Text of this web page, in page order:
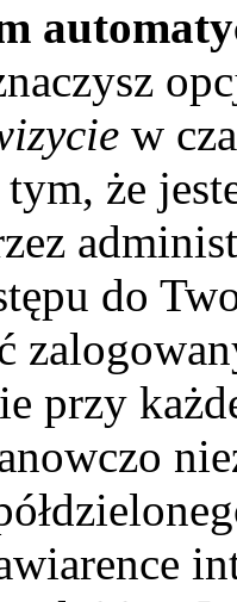
w
że
do
przy